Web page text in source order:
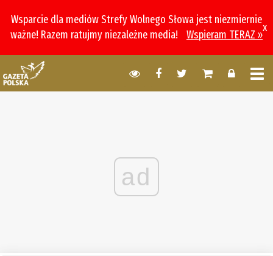
Wsparcie dla mediów Strefy Wolnego Słowa jest niezmiernie
ważne! Razem ratujmy niezależne media!
Wspieram TERAZ »
x
ad